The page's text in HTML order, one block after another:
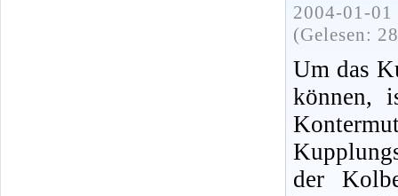
2004-01-
(Gelesen:
Um das
können,
der